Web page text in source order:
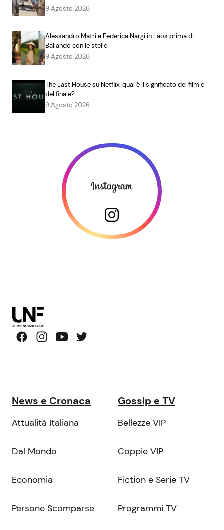
9 Agosto 2026
Alessandro Matri e Federica Nargi in Laos prima di
Ballando con le stelle
9 Agosto 2026
The Last House su Netflix: qual è il significato del film e
del finale?
9 Agosto 2026
News e Cronaca
Attualità Italiana
Dal Mondo
Economia
Persone Scomparse
Gossip e TV
Bellezze VIP
Coppie VIP
Fiction e Serie TV
Programmi TV